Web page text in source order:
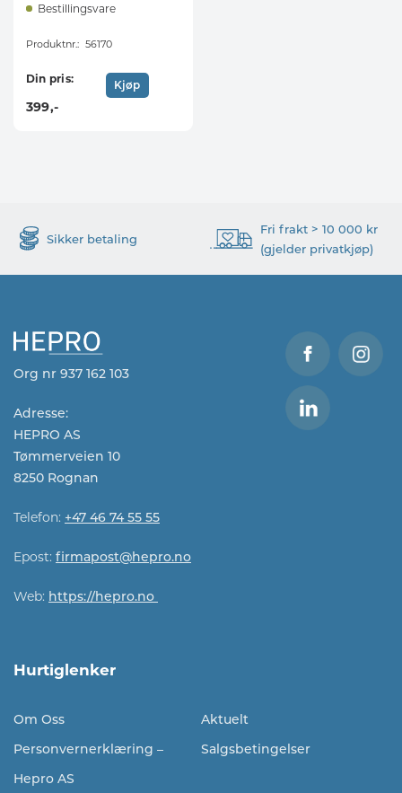
Bestillingsvare
Produktnr.: 56170
Din pris:
399,-
Kjøp
Sikker betaling
Fri frakt > 10 000 kr
(gjelder privatkjøp)
Org nr 937 162 103
Adresse:
HEPRO AS
Tømmerveien 10
8250 Rognan
Telefon: +47 46 74 55 55
Epost: firmapost@hepro.no​​
Web: https://hepro.no
Hurtiglenker
Om Oss
Aktuelt
Personvernerklæring –
Hepro AS
Salgsbetingelser